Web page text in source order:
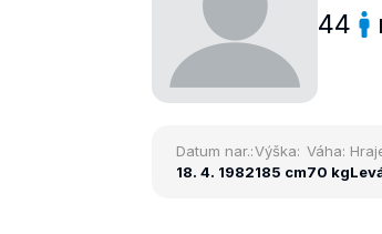
44
Datum nar.:
18. 4. 1982
Výška:
185 cm
Váha:
70 kg